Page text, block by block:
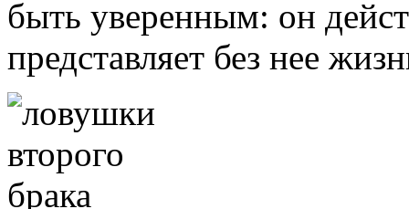
быть уверенным: он
представляет без нее